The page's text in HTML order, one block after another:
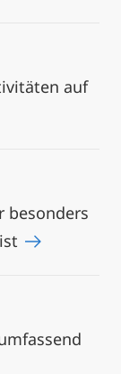
auf
besonders